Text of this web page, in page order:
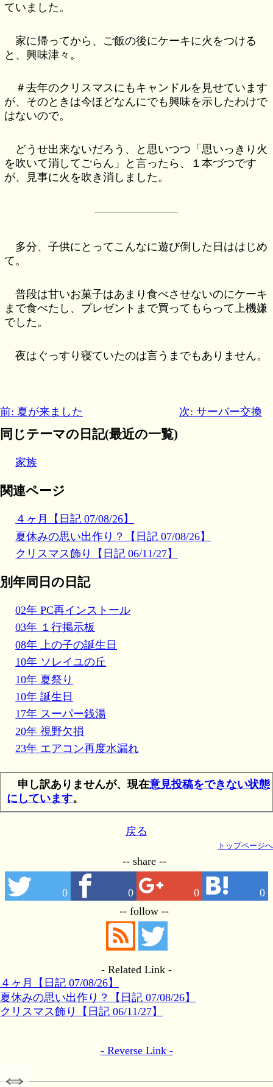
ていました。
家に帰ってから、ご飯の後にケーキに火をつける
と、興味津々。
＃去年のクリスマスにもキャンドルを見せています
が、そのときは今ほどなんにでも興味を示したわけで
はないので。
どうせ出来ないだろう、と思いつつ「思いっきり火
を吹いて消してごらん」と言ったら、１本づつです
が、見事に火を吹き消しました。
多分、子供にとってこんなに遊び倒した日ははじめ
て。
普段は甘いお菓子はあまり食べさせないのにケーキ
まで食べたし、プレゼントまで買ってもらって上機嫌
でした。
夜はぐっすり寝ていたのは言うまでもありません。
前: 夏が来ました 次: サーバー交換
同じテーマの日記(最近の一覧)
家族
関連ページ
４ヶ月【日記 07/08/26】
夏休みの思い出作り？【日記 07/08/26】
クリスマス飾り【日記 06/11/27】
別年同日の日記
02年 PC再インストール
03年 １行掲示板
08年 上の子の誕生日
10年 ソレイユの丘
10年 夏祭り
10年 誕生日
17年 スーパー銭湯
20年 視野欠損
23年 エアコン再度水漏れ
申し訳ありませんが、現在意見投稿をできない状態
にしています。
戻る
トップページへ
-- share --
0 0 0 0
-- follow --
- Related Link -
４ヶ月【日記 07/08/26】
夏休みの思い出作り？【日記 07/08/26】
クリスマス飾り【日記 06/11/27】
- Reverse Link -
⇔